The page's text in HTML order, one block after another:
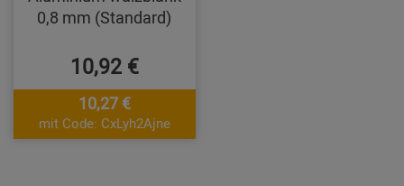
0,8 mm (Standard)
10,92 €
10,27 €
mit Code: CxLyh2Ajne